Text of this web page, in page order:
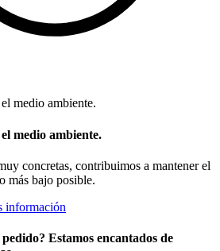
medio ambiente.
concretas, contribuimos a mantener el
más bajo posible.
información
Estamos encantados de